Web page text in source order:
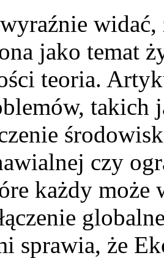
widać,
jako temat
teoria.
takich
czy
każdy może
sprawia, że